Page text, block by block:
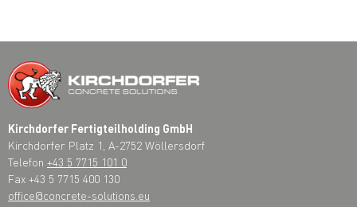
Kirchdorfer Fertigteilholding GmbH
Kirchdorfer Platz 1, A-2752 Wöllersdorf
Telefon +43 5 7715 101 0
Fax +43 5 7715 400 130
office@concrete-solutions.eu